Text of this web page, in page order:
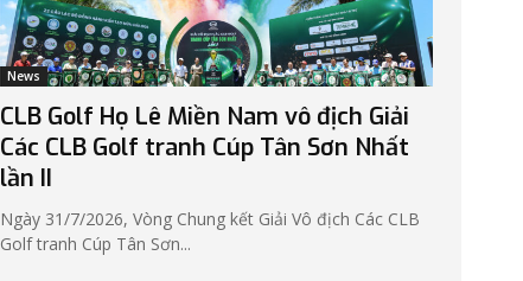
News
CLB Golf Họ Lê Miền Nam vô địch Giải
Các CLB Golf tranh Cúp Tân Sơn Nhất
lần II
Ngày 31/7/2026, Vòng Chung kết Giải Vô địch Các CLB
Golf tranh Cúp Tân Sơn...